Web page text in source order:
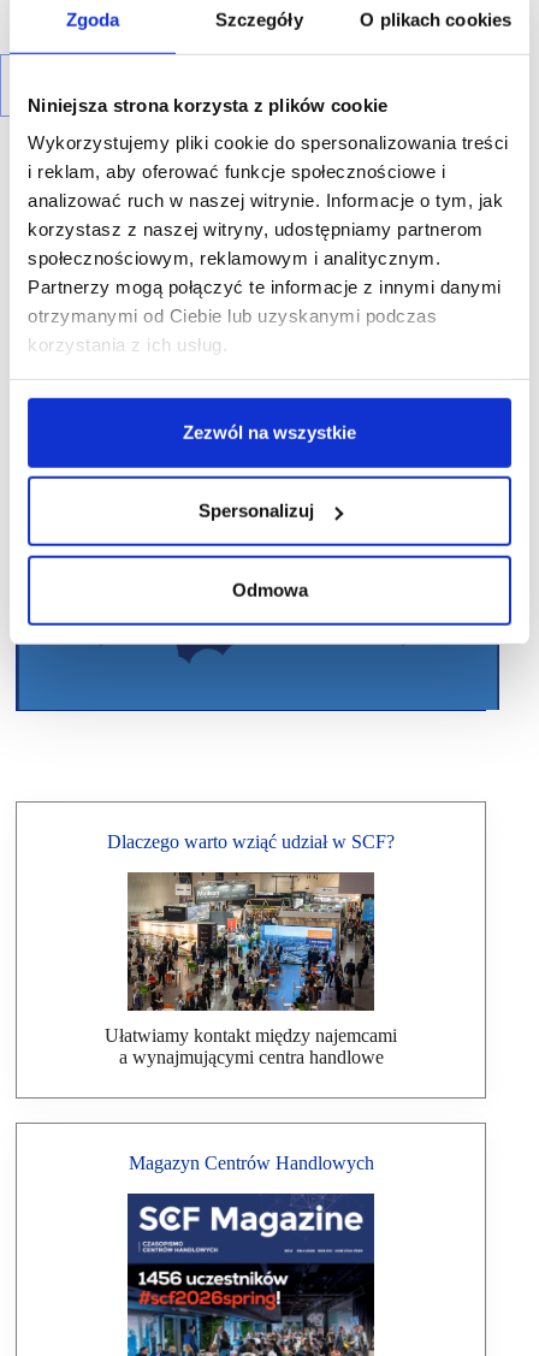
Zgoda Szczegóły O plikach cookies
Niniejsza strona korzysta z plików cookie
Wykorzystujemy pliki cookie do spersonalizowania treści
i reklam, aby oferować funkcje społecznościowe i
analizować ruch w naszej witrynie. Informacje o tym, jak
korzystasz z naszej witryny, udostępniamy partnerom
społecznościowym, reklamowym i analitycznym.
Partnerzy mogą połączyć te informacje z innymi danymi
otrzymanymi od Ciebie lub uzyskanymi podczas
korzystania z ich usług.
Zezwól na wszystkie
Spersonalizuj
Odmowa
R E K L A M A
Dlaczego warto wziąć udział w SCF?
Ułatwiamy kontakt między najemcami
a wynajmującymi centra handlowe
Magazyn Centrów Handlowych